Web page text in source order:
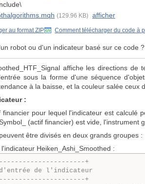
(129.96 KB) afficher
au format ZIP Comment télécharger du code à
robot ou d'un indicateur basé sur ce code
affiche les directions
sous la forme d'une séquence
à la baisse, et la couleur salée ceux
:
pour lequel l'indicateur est calculé
(actif financier) est vide, l'instrument
être divisés en deux grands groupes :
Heiken_Ashi_Smoothed :
+
de l'indicateur
+